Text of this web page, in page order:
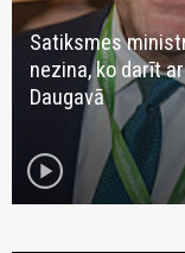
Satiksmes
nezina, ko darīt
Daugavā
play_circle